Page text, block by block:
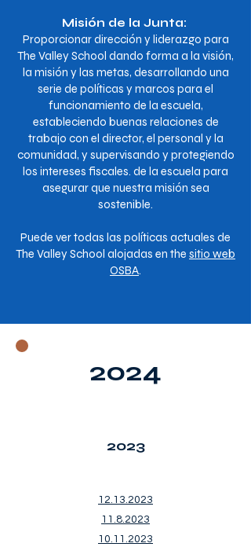
Misión de la Junta:
Proporcionar dirección y liderazgo para
The Valley School dando forma a la visión,
la misión y las metas, desarrollando una
serie de políticas y marcos para el
funcionamiento de la escuela,
estableciendo buenas relaciones de
trabajo con el director, el personal y la
comunidad, y supervisando y protegiendo
los intereses fiscales. de la escuela para
asegurar que nuestra misión sea
sostenible.
Puede ver todas las políticas actuales de
The Valley School alojadas en the sitio web
OSBA.
2024
2023
12.13.2023
11.8.2023
10.11.2023